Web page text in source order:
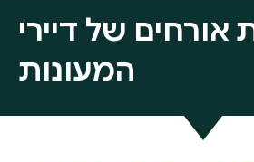
אורחים של דיירי
המעונות